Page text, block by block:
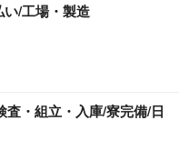
/工場・製造
査・組立・入庫/寮完備/日